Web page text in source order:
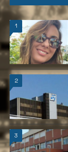
1
2
3